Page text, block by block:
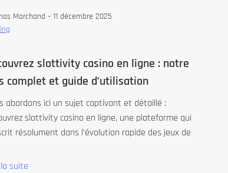
Marchand – 11 décembre 2025
slottivity casino en ligne : notre
complet et guide d’utilisation
abordons ici un sujet captivant et détaillé :
slottivity casino en ligne, une plateforme qui
résolument dans l’évolution rapide des jeux de
suite